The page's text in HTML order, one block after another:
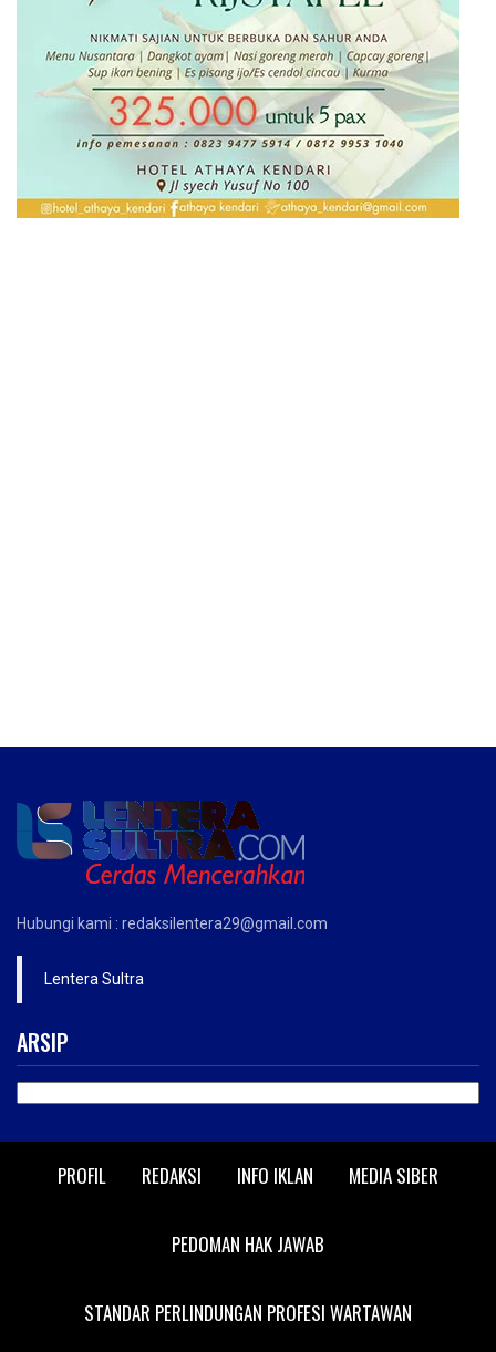
Hubungi kami : redaksilentera29@gmail.com
Lentera Sultra
ARSIP
PROFIL REDAKSI INFO IKLAN MEDIA SIBER
PEDOMAN HAK JAWAB
STANDAR PERLINDUNGAN PROFESI WARTAWAN